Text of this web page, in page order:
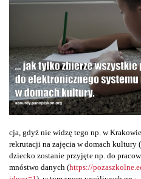
cja, gdyż nie widzę tego np. w
rekrutacji na zajęcia w domach kultury
dziecko zostanie przyjęte np. do
mnóstwo danych (https://